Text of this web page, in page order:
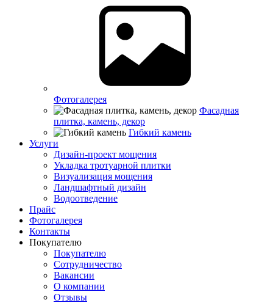
Фотогалерея
Фасадная
плитка, камень, декор
Гибкий камень
Услуги
Дизайн-проект мощения
Укладка тротуарной плитки
Визуализация мощения
Ландшафтный дизайн
Водоотведение
Прайс
Фотогалерея
Контакты
Покупателю
Покупателю
Сотрудничество
Вакансии
О компании
Отзывы